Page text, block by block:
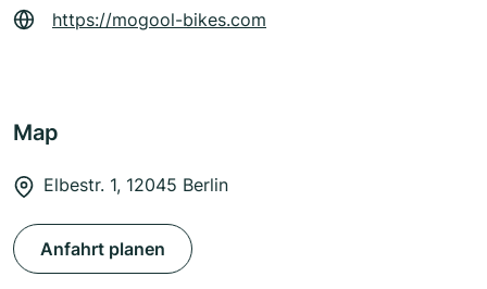
https://mogool-bikes.com
Map
Elbestr. 1, 12045 Berlin
Anfahrt planen